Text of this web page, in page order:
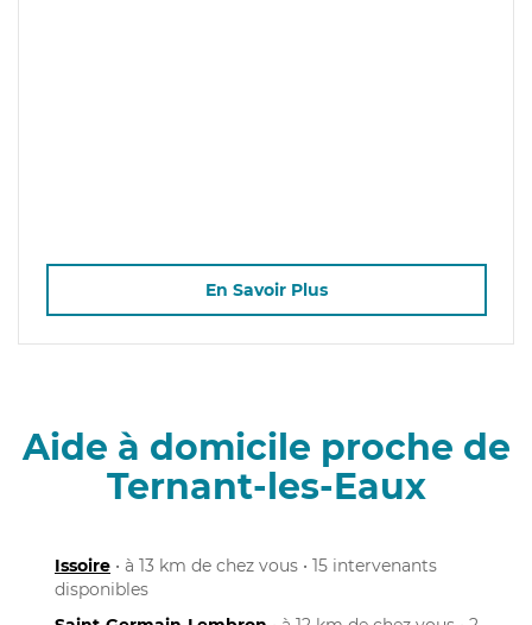
En Savoir Plus
Aide à domicile proche de
Ternant-les-Eaux
Issoire • à 13 km de chez vous • 15 intervenants
disponibles